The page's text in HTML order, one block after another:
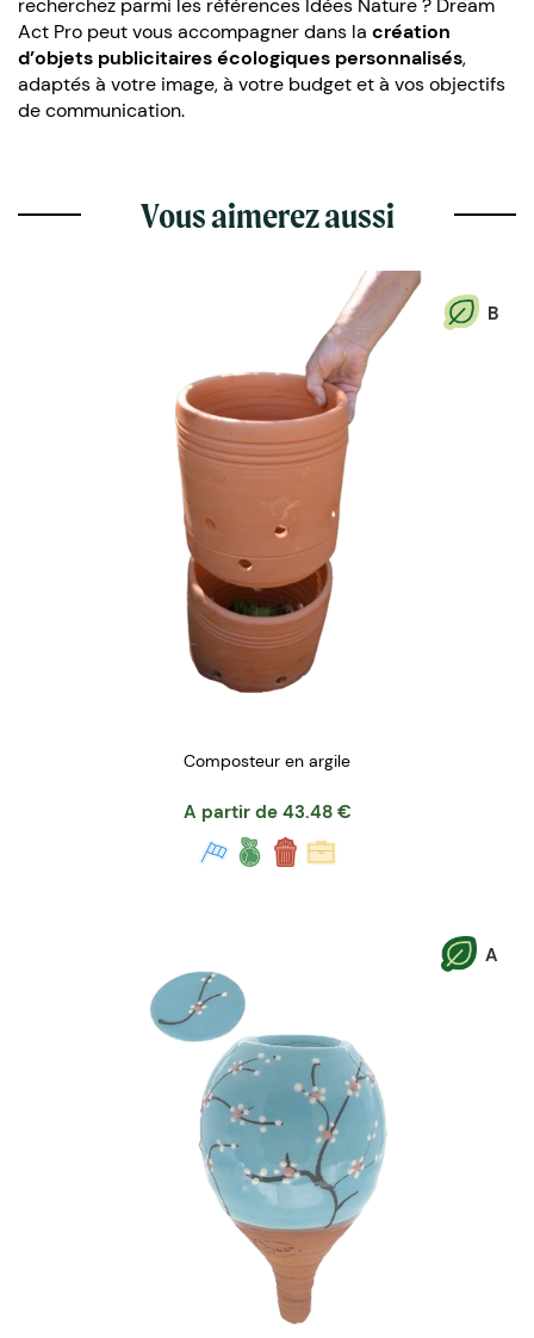
recherchez parmi les références Idées Nature ? Dream
Act Pro peut vous accompagner dans la création
d’objets publicitaires écologiques personnalisés,
adaptés à votre image, à votre budget et à vos objectifs
de communication.
Vous aimerez aussi
B
Composteur en argile
A partir de 43.48 €
A